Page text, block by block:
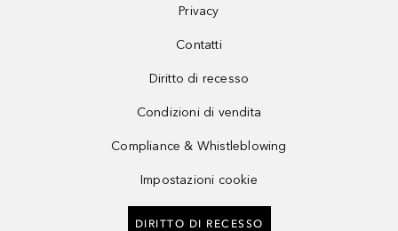
Privacy
Contatti
Diritto di recesso
Condizioni di vendita
Compliance & Whistleblowing
Impostazioni cookie
DIRITTO DI RECESSO